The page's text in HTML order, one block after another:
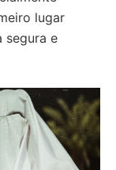
lugar
segura e